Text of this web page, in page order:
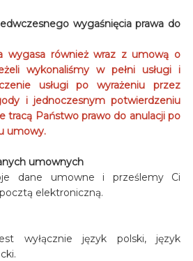
wygaśnięcia prawa do
wygasa również wraz z umową o
wykonaliśmy w pełni usługi i
usługi po wyrażeniu przez
i jednoczesnym potwierdzeniu
tracą Państwo prawo do anulacji po
umowy.
umownych
dane umowne i prześlemy Ci
elektroniczną.
wyłącznie język polski, język